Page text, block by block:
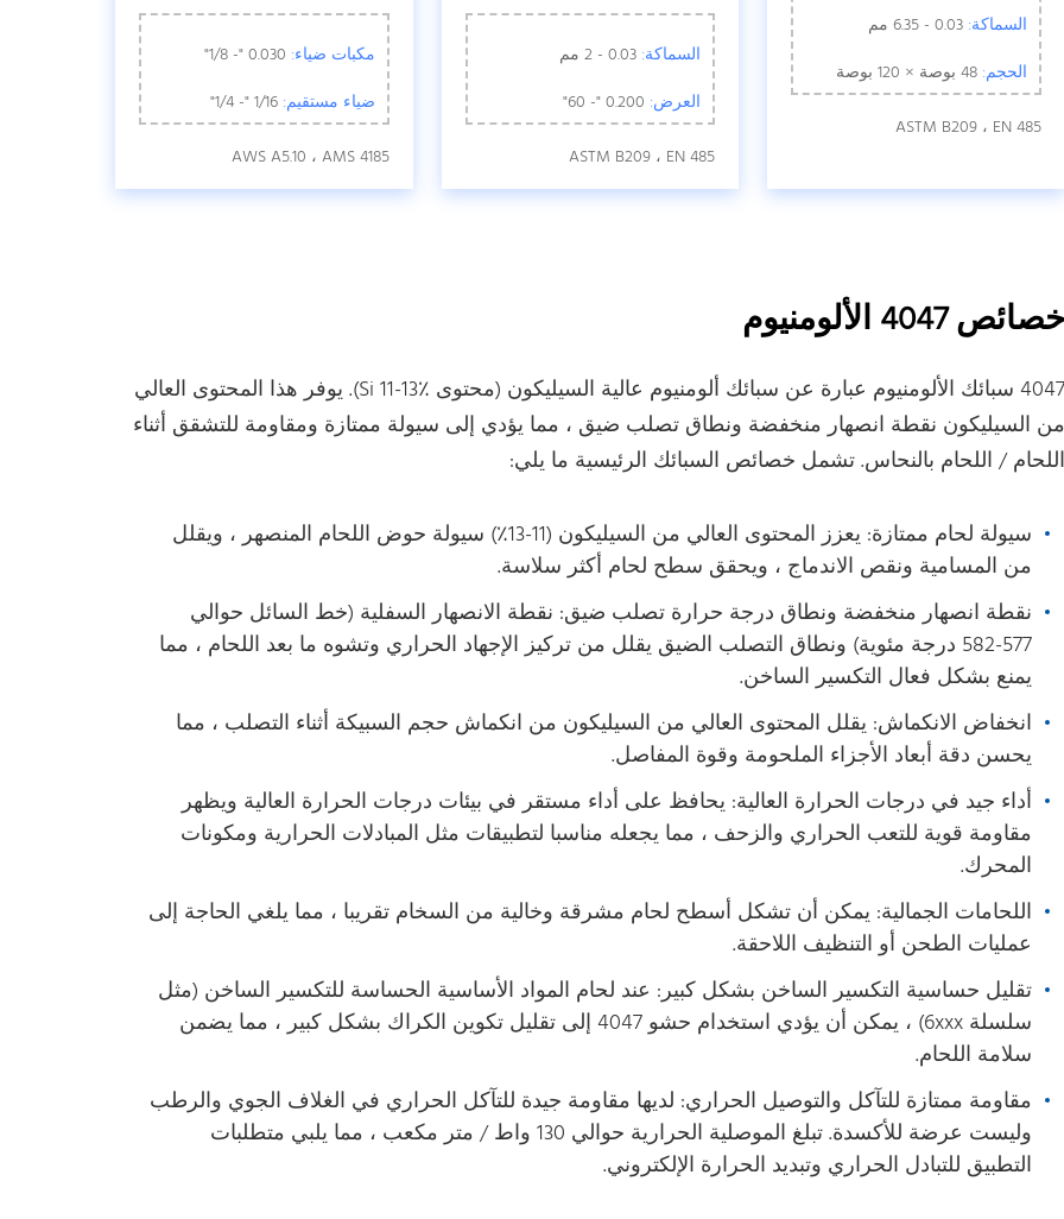
السماكة:
الحجم:
ASTM B209 ، EN 485
السماكة:
العرض:
ASTM B209 ، EN 485
مكبات ضياء:
ضياء مستقيم: 1/16 "- 1/4"
AWS A5.10 ، AMS 4185
خصائص 4047 الألومنيوم
4047 سبائك الألومنيوم عبارة عن سبائك ألومنيوم عالية السيليكون (محتوى Si 11-13٪). يوفر هذا المحتوى العالي
من السيليكون نقطة انصهار منخفضة ونطاق تصلب ضيق ، مما يؤدي إلى سيولة ممتازة ومقاومة للتشقق أثناء
اللحام / اللحام بالنحاس. تشمل خصائص السبائك الرئيسية ما يلي:
سيولة لحام ممتازة: يعزز المحتوى العالي من السيليكون (11-13٪) سيولة حوض اللحام المنصهر ، ويقلل
من المسامية ونقص الاندماج ، ويحقق سطح لحام أكثر سلاسة.
نقطة انصهار منخفضة ونطاق درجة حرارة تصلب ضيق: نقطة الانصهار السفلية (خط السائل حوالي
577-582 درجة مئوية) ونطاق التصلب الضيق يقلل من تركيز الإجهاد الحراري وتشوه ما بعد اللحام ، مما
يمنع بشكل فعال التكسير الساخن.
انخفاض الانكماش: يقلل المحتوى العالي من السيليكون من انكماش حجم السبيكة أثناء التصلب ، مما
يحسن دقة أبعاد الأجزاء الملحومة وقوة المفاصل.
أداء جيد في درجات الحرارة العالية: يحافظ على أداء مستقر في بيئات درجات الحرارة العالية ويظهر
مقاومة قوية للتعب الحراري والزحف ، مما يجعله مناسبا لتطبيقات مثل المبادلات الحرارية ومكونات
المحرك.
اللحامات الجمالية: يمكن أن تشكل أسطح لحام مشرقة وخالية من السخام تقريبا ، مما يلغي الحاجة إلى
عمليات الطحن أو التنظيف اللاحقة.
تقليل حساسية التكسير الساخن بشكل كبير: عند لحام المواد الأساسية الحساسة للتكسير الساخن (مثل
سلسلة 6xxx) ، يمكن أن يؤدي استخدام حشو 4047 إلى تقليل تكوين الكراك بشكل كبير ، مما يضمن
سلامة اللحام.
مقاومة ممتازة للتآكل والتوصيل الحراري: لديها مقاومة جيدة للتآكل الحراري في الغلاف الجوي والرطب
وليست عرضة للأكسدة. تبلغ الموصلية الحرارية حوالي 130 واط / متر مكعب ، مما يلبي متطلبات
التطبيق للتبادل الحراري وتبديد الحرارة الإلكتروني.